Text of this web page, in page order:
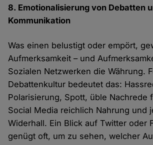
8. Emotionalisierung von Debatten
Kommunikation
Was einen belustigt oder empört,
Aufmerksamkeit – und
Sozialen Netzwerken die Währung.
Debattenkultur bedeutet das:
Polarisierung, Spott, üble Nachrede
Social Media reichlich Nahrung und
Widerhall. Ein Blick auf Twitter oder
genügt oft, um zu sehen, welcher